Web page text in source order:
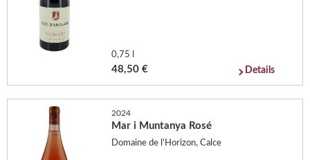
0,75 l
48,50 € Details
2024
Mar i Muntanya Rosé
Domaine de l'Horizon, Calce